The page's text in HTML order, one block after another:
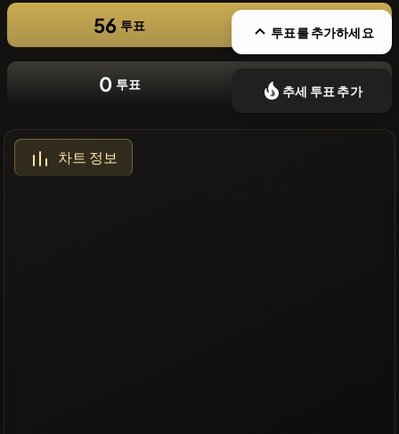
56 투표 투표를 추가하세요
0 투표 추세 투표 추가
차트 정보